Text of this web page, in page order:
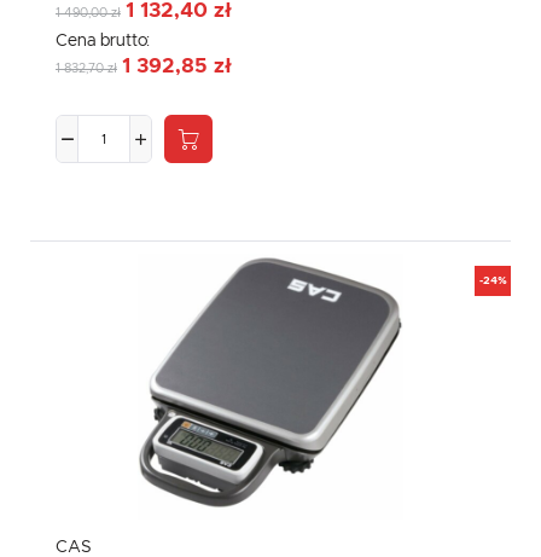
1 490,00 zł 1 132,40 zł
Cena brutto:
1 832,70 zł 1 392,85 zł
-24%
CAS